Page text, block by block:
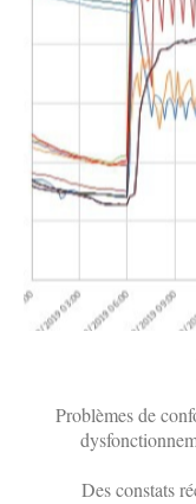
Problèmes de
Des constats